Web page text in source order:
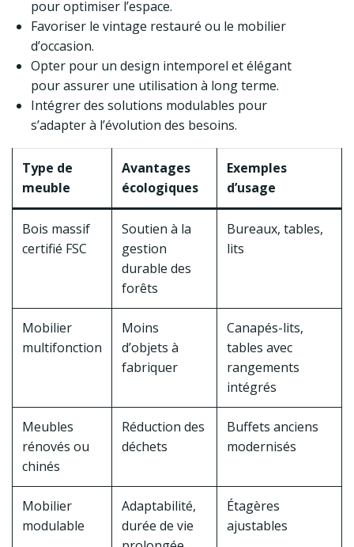
pour optimiser l’espace.
Favoriser le vintage restauré ou le mobilier
d’occasion.
Opter pour un design intemporel et élégant
pour assurer une utilisation à long terme.
Intégrer des solutions modulables pour
s’adapter à l’évolution des besoins.
Type de
meuble
Avantages
écologiques
Exemples
d’usage
Bois massif
certifié FSC
Soutien à la
gestion
durable des
forêts
Bureaux, tables,
lits
Mobilier
multifonction
Moins
d’objets à
fabriquer
Canapés-lits,
tables avec
rangements
intégrés
Meubles
rénovés ou
chinés
Réduction des
déchets
Buffets anciens
modernisés
Mobilier
modulable
Adaptabilité,
durée de vie
Étagères
ajustables